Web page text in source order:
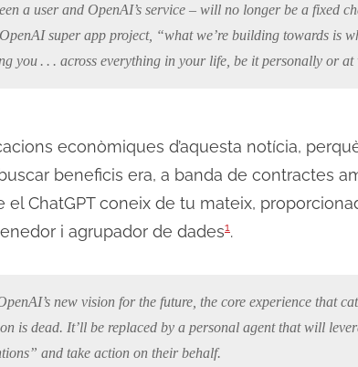
a user and OpenAI’s service – will no longer be a fixed
super app project, “what we’re building towards is
you . . . across everything in your life, be it personally or
econòmiques d’aquesta notícia,
beneficis era, a banda de contractes
ChatGPT coneix de tu mateix,
i agrupador de dades1.
new vision for the future, the core experience that
is dead. It’ll be replaced by a personal agent that will
and take action on their behalf.